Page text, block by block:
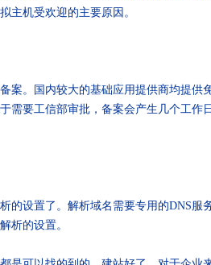
主机受欢迎的主要原因。
。国内较大的基础应用提供商均提供
需要工信部审批，备案会产生几个工
设置了。解析域名需要专用的DNS服
析的设置。